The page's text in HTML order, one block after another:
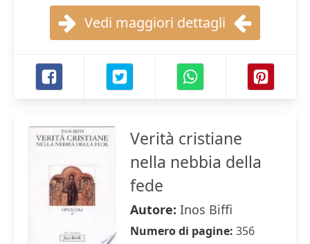
Vedi maggiori dettagli
Verità cristiane
nella nebbia della
fede
Autore: Inos Biffi
Numero di pagine: 356